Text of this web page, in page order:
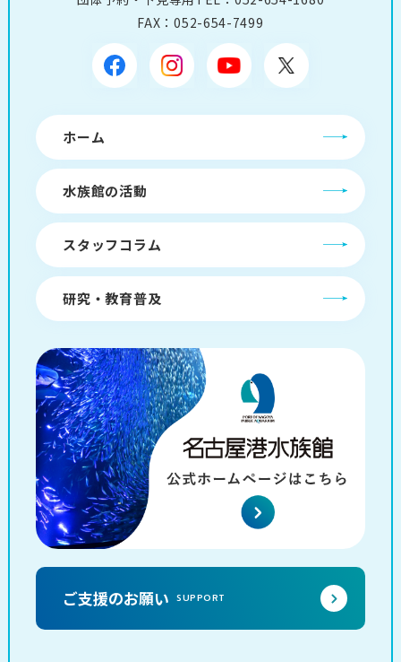
FAX：052-654-7499
ホーム
水族館の活動
スタッフコラム
研究・教育普及
ご支援のお願い SUPPORT